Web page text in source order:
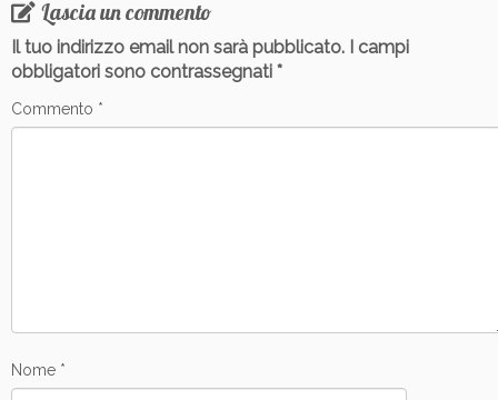
Lascia un commento
Il tuo indirizzo email non sarà pubblicato. I campi
obbligatori sono contrassegnati *
Commento *
Nome *